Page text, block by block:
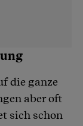
die ganze
aber oft
sich schon